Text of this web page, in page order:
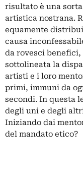
risultato è una
artistica nostrana.
equamente
causa
da rovesci benefici,
sottolineata la
artisti e i loro
primi, immuni da
secondi. In questa
degli uni e degli
Iniziando dai
del mandato etico?